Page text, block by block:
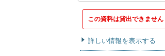
この資料は貸出できません
詳しい情報を表示する